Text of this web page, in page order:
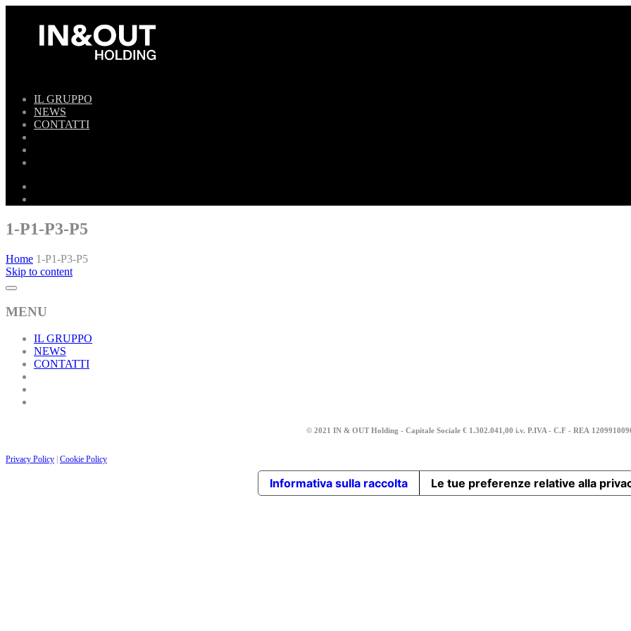
IL GRUPPO
NEWS
CONTATTI
1-P1-P3-P5
Home 1-P1-P3-P5
Skip to content
MENU
IL GRUPPO
NEWS
CONTATTI
© 2021 IN & OUT Holding - Capitale Sociale € 1.302.041,00 i.v. P.IVA - C.F - REA
Privacy Policy Cookie Policy
Informativa sulla raccolta Le tue preferenze relative alla